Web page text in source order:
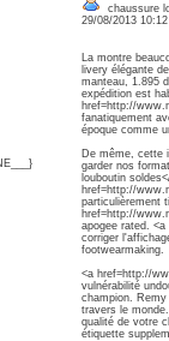
chaussure
29/08/2013
La montre
livery élégante
manteau, 1.895
expédition est
href=http://
fanatiquement
époque comme
De même, cette
garder nos
louboutin
href=http://
particulièrement
href=http://
apogee rated.
corriger
footwearmaking.
<a href=http://
vulnérabilité
champion.
travers le
qualité de votre
étiquette